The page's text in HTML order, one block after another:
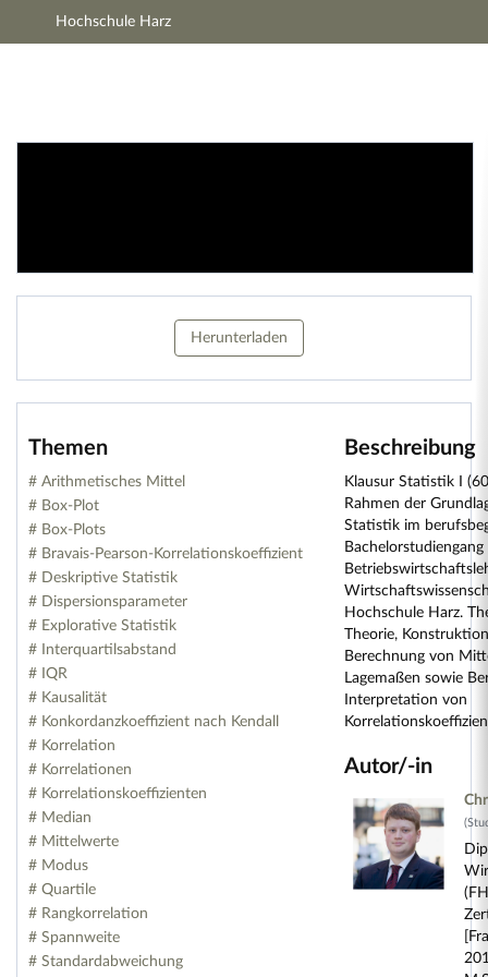
Hauptnavigation
Hochschule Harz
Herunterladen
Themen
# Arithmetisches Mittel
# Box-Plot
# Box-Plots
# Bravais-Pearson-Korrelationskoeffizient
# Deskriptive Statistik
# Dispersionsparameter
# Explorative Statistik
# Interquartilsabstand
# IQR
# Kausalität
# Konkordanzkoeffizient nach Kendall
# Korrelation
# Korrelationen
# Korrelationskoeffizienten
# Median
# Mittelwerte
# Modus
# Quartile
# Rangkorrelation
# Spannweite
# Standardabweichung
Beschreibung
Klausur Statistik I
Rahmen der
Statistik im
Bachelorstudiengang
Hochschule Harz.
Theorie,
Berechnung von
Lagemaßen sowie
Interpretation von
Autor/-in